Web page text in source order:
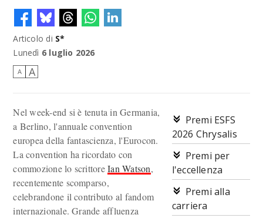
Articolo di S*
Lunedì 6 luglio 2026
A A
Premi ESFS
2026 Chrysalis
Premi per
l'eccellenza
Premi alla
carriera
Nel week-end si è tenuta in Germania,
a Berlino, l'annuale convention
europea della fantascienza, l'Eurocon.
La convention ha ricordato con
commozione lo scrittoreIan Watson,
recentemente scomparso,
celebrandone il contributo al fandom
internazionale. Grande affluenza